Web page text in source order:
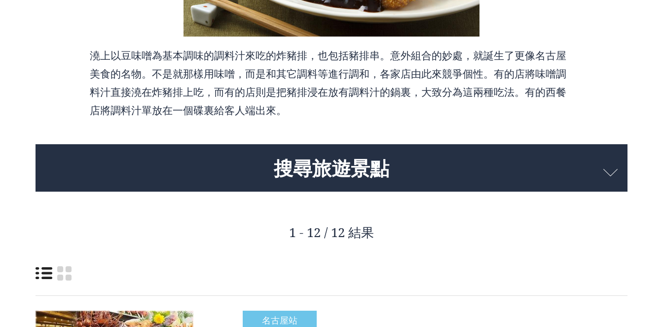
澆上以豆味噌為基本調味的調料汁來吃的炸豬排，也包括豬排串。意外組合的妙處，就誕生了更像名古屋
美食的名物。不是就那樣用味噌，而是和其它調料等進行調和，各家店由此來競爭個性。有的店將味噌調
料汁直接澆在炸豬排上吃，而有的店則是把豬排浸在放有調料汁的鍋裏，大致分為這兩種吃法。有的西餐
店將調料汁單放在一個碟裏給客人端出來。
搜尋旅遊景點
1 - 12 / 12 結果
名古屋站